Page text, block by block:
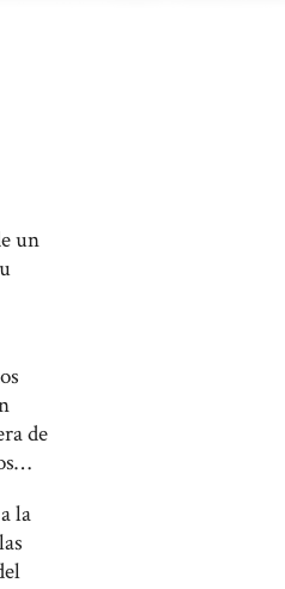
un
de
la